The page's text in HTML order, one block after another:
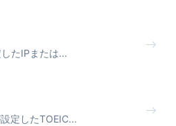
たIPまたは...
定したTOEIC...